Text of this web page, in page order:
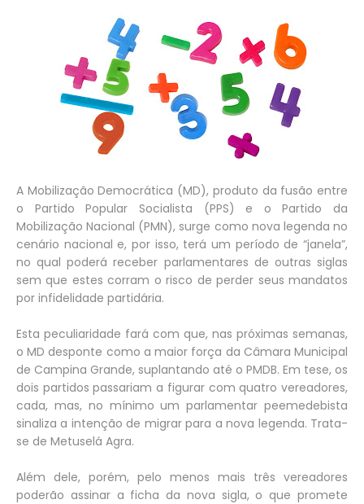
A Mobilização Democrática (MD), produto da fusão entre
o Partido Popular Socialista (PPS) e o Partido da
Mobilização Nacional (PMN), surge como nova legenda no
cenário nacional e, por isso, terá um período de “janela”,
no qual poderá receber parlamentares de outras siglas
sem que estes corram o risco de perder seus mandatos
por infidelidade partidária.
Esta peculiaridade fará com que, nas próximas semanas,
o MD desponte como a maior força da Câmara Municipal
de Campina Grande, suplantando até o PMDB. Em tese, os
dois partidos passariam a figurar com quatro vereadores,
cada, mas, no mínimo um parlamentar peemedebista
sinaliza a intenção de migrar para a nova legenda. Trata-
se de Metuselá Agra.
Além dele, porém, pelo menos mais três vereadores
poderão assinar a ficha da nova sigla, o que promete